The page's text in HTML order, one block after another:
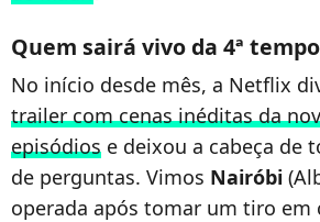
Quem sairá vivo da 4ª
No início desde mês, a Netflix
trailer com cenas inéditas da
episódios e deixou a cabeça de
de perguntas. Vimos Nairóbi
operada após tomar um tiro em